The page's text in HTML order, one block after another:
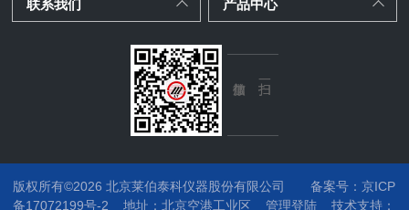
联系我们 产品中心
版权所有©2026 北京莱伯泰科仪器股份有限公司
备案号：京ICP
备17072199号-2
地址：北京空港工业区 管理登陆 技术支持：